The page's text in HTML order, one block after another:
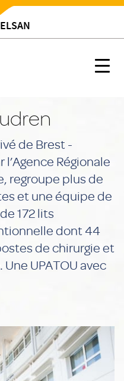
menu
de Brest -
Régionale
regroupe plus de
et une équipe de
172 lits
dont 44
de chirurgie et
UPATOU avec